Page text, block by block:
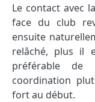
Le contact avec
face du club
ensuite
relâché, plus il
préférable
coordination
fort au début.